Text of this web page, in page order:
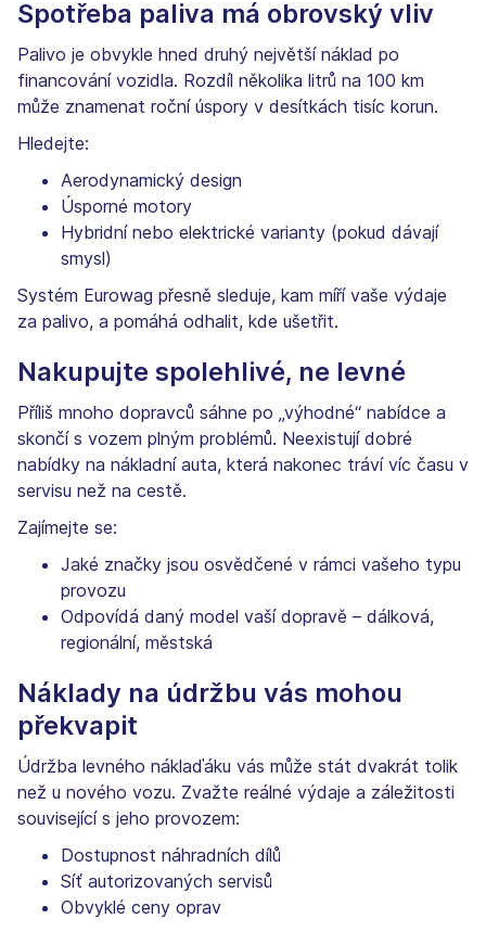
Spotřeba paliva má obrovský vliv
Palivo je obvykle hned druhý největší náklad po
financování vozidla. Rozdíl několika litrů na 100 km
může znamenat roční úspory v desítkách tisíc korun.
Hledejte:
Aerodynamický design
Úsporné motory
Hybridní nebo elektrické varianty (pokud dávají
smysl)
Systém Eurowag přesně sleduje, kam míří vaše výdaje
za palivo, a pomáhá odhalit, kde ušetřit.
Nakupujte spolehlivé, ne levné
Příliš mnoho dopravců sáhne po „výhodné“ nabídce a
skončí s vozem plným problémů. Neexistují dobré
nabídky na nákladní auta, která nakonec tráví víc času v
servisu než na cestě.
Zajímejte se:
Jaké značky jsou osvědčené v rámci vašeho typu
provozu
Odpovídá daný model vaší dopravě – dálková,
regionální, městská
Náklady na údržbu vás mohou
překvapit
Údržba levného náklaďáku vás může stát dvakrát tolik
než u nového vozu. Zvažte reálné výdaje a záležitosti
související s jeho provozem:
Dostupnost náhradních dílů
Síť autorizovaných servisů
Obvyklé ceny oprav